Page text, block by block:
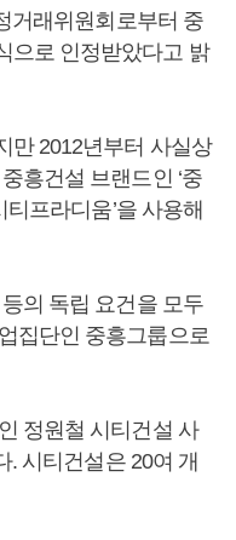
거래위원회로부터 중
으로 인정받았다고 밝
만 2012년부터 사실상
흥건설 브랜드인 ‘중
티프라디움’을 사용해
의 독립 요건을 모두
집단인 중흥그룹으로
정원철 시티건설 사
. 시티건설은 20여 개